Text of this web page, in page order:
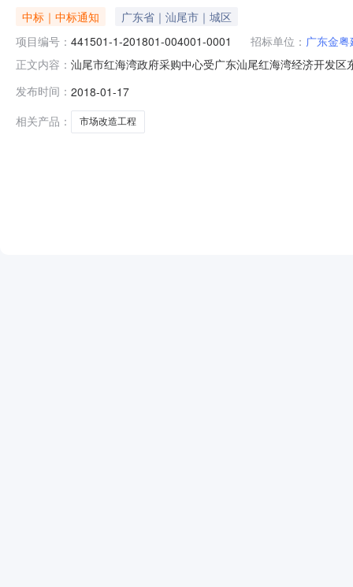
中标｜中标通知
广东省｜汕尾市｜城区
项目编号： 441501-1-201801-004001-0001 招标单位： 广东金
正文内容： 汕尾市红海湾政府采购中心受广东汕尾红海湾经济开发
湾经济开发区东洲人民市场改造工程》项目三、采购项
发布时间： 2018-01-17
相关产品：
市场改造工程